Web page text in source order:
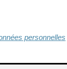
personnelles